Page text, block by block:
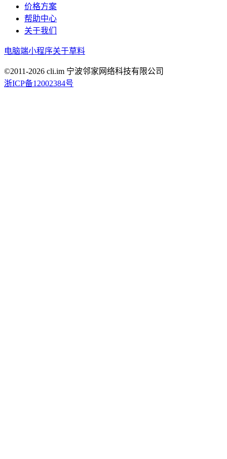
价格方案
帮助中心
关于我们
电脑端小程序关于草料
©2011-2026 cli.im 宁波邻家网络科技有限公司
浙ICP备12002384号